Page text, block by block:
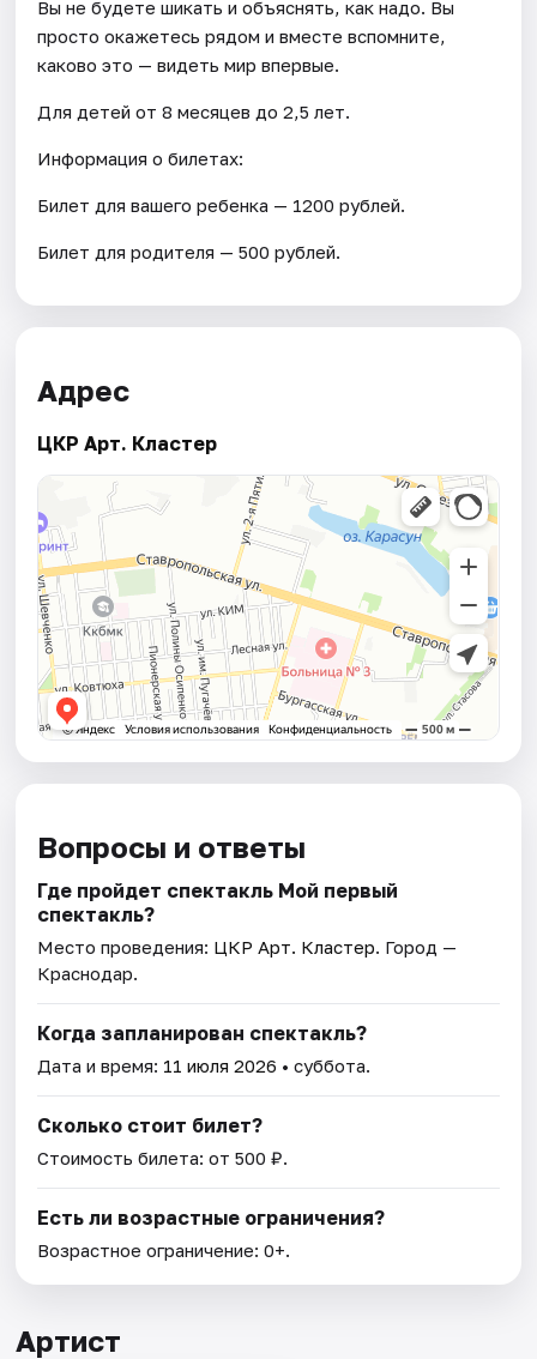
Вы не будете шикать и объяснять, как надо. Вы
просто окажетесь рядом и вместе вспомните,
каково это — видеть мир впервые.
Для детей от 8 месяцев до 2,5 лет.
Информация о билетах:
Билет для вашего ребенка — 1200 рублей.
Билет для родителя — 500 рублей.
Адрес
ЦКР Арт. Кластер
Вопросы и ответы
Где пройдет спектакль Мой первый
спектакль?
Место проведения: ЦКР Арт. Кластер . Город —
Краснодар.
Когда запланирован спектакль?
Дата и время: 11 июля 2026 • суббота.
Сколько стоит билет?
Стоимость билета: от 500 ₽.
Есть ли возрастные ограничения?
Возрастное ограничение: 0+.
Артист